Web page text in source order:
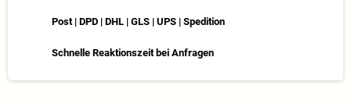
Post | DPD | DHL | GLS | UPS | Spedition
Schnelle Reaktionszeit bei Anfragen